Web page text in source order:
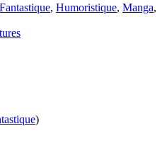
Fantastique, Humoristique, Manga,
)